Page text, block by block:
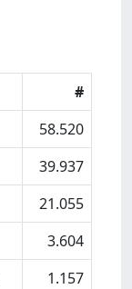
#
58.520
39.937
21.055
3.604
1.157